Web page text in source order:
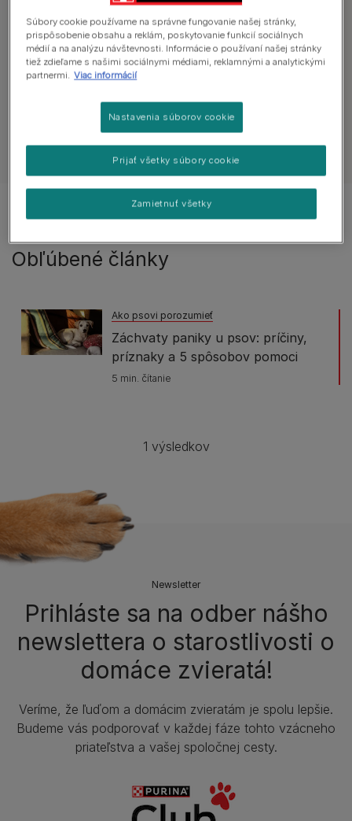
Preskúmajte rady o správaní psa
Všetky články o správaní Výcvik
Obľúbené články
Ako psovi porozumieť
Záchvaty paniky u psov: príčiny,
príznaky a 5 spôsobov pomoci
5 min. čítanie
1 výsledkov
Newsletter
Prihláste sa na odber nášho
newslettera o starostlivosti o
domáce zvieratá!
Veríme, že ľuďom a domácim zvieratám je spolu lepšie.
Budeme vás podporovať v každej fáze tohto vzácneho
priateľstva a vašej spoločnej cesty.
Súbory cookie používame na správne fungovanie našej stránky,
prispôsobenie obsahu a reklám, poskytovanie funkcií sociálnych
médií a na analýzu návštevnosti. Informácie o používaní našej stránky
tiež zdieľame s našimi sociálnymi médiami, reklamnými a analytickými
partnermi. Viac informácií
Nastavenia súborov cookie
Zamietnuť všetky
Prijať všetky súbory cookie